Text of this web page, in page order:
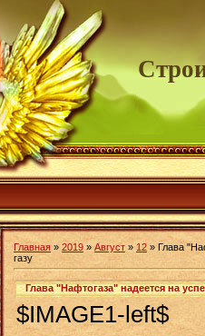
Главная » 2019 » Август » 12 » Глава
газу
Глава "Нафтогаза" надеется на
$IMAGE1-left$